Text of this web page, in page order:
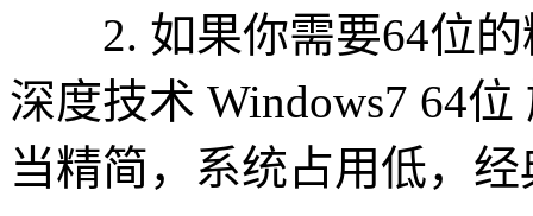
2. 如果你需要64位的
深度技术 Windows7 64
当精简，系统占用低，